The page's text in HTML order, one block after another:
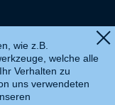
wie z.B.
welche alle
Verhalten zu
uns verwendeten